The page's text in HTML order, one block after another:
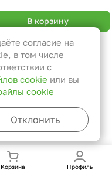
В корзину
Корзина Профиль
не
согласие на
в том числе
с
cookie или вы
cookie
Отклонить